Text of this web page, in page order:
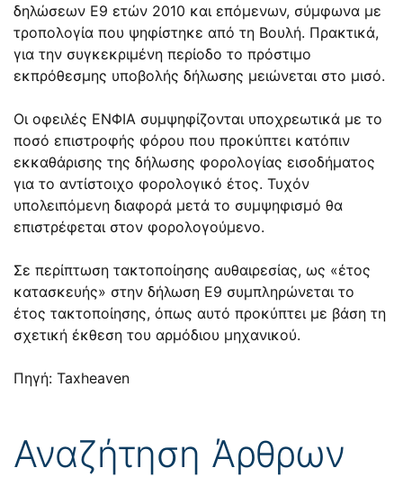
δηλώσεων Ε9 ετών 2010 και επόμενων, σύμφωνα με
τροπολογία που ψηφίστηκε από τη Βουλή. Πρακτικά,
για την συγκεκριμένη περίοδο το πρόστιμο
εκπρόθεσμης υποβολής δήλωσης μειώνεται στο μισό.
Οι οφειλές ΕΝΦΙΑ συμψηφίζονται υποχρεωτικά με το
ποσό επιστροφής φόρου που προκύπτει κατόπιν
εκκαθάρισης της δήλωσης φορολογίας εισοδήματος
για το αντίστοιχο φορολογικό έτος. Τυχόν
υπολειπόμενη διαφορά μετά το συμψηφισμό θα
επιστρέφεται στον φορολογούμενο.
Σε περίπτωση τακτοποίησης αυθαιρεσίας, ως «έτος
κατασκευής» στην δήλωση Ε9 συμπληρώνεται το
έτος τακτοποίησης, όπως αυτό προκύπτει με βάση τη
σχετική έκθεση του αρμόδιου μηχανικού.
Πηγή: Taxheaven
Αναζήτηση Άρθρων